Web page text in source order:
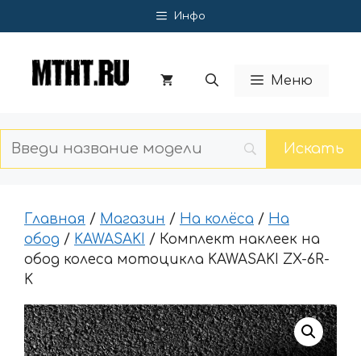
к
Инфо
Меню
Главная / Магазин / На колёса / На
обод / KAWASAKI / Комплект наклеек на
обод колеса мотоцикла KAWASAKI ZX-6R-
K